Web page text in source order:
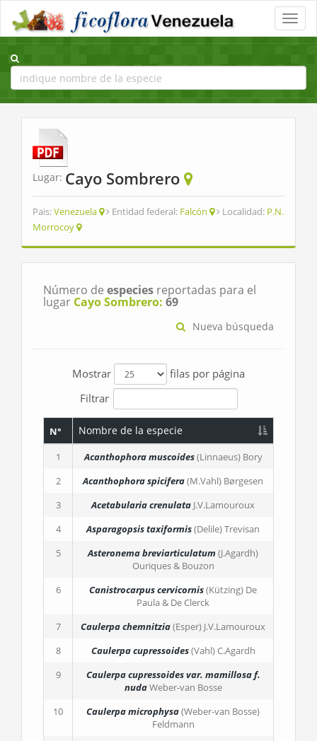
Toggle
Lugar: Cayo Sombrero
Pais:Venezuela Entidad federal: Falcón Localidad: P.N.
Morrocoy
Número de especies reportadas para el
lugar Cayo Sombrero: 69
Nueva búsqueda
Mostrar
filas por página
Filtrar
N° Nombre de la especie
1 Acanthophora muscoides(Linnaeus) Bory
2
Acanthophora spicifera(M.Vahl) Børgesen
3
Acetabularia crenulata J.V.Lamouroux
4
Asparagopsis taxiformis(Delile) Trevisan
5
Asteronema breviarticulatum (J.Agardh)
Ouriques & Bouzon
6
Canistrocarpus cervicornis(Kützing) De
Paula & De Clerck
7
Caulerpa chemnitzia(Esper) J.V.Lamouroux
8
Caulerpa cupressoides(Vahl) C.Agardh
9
Caulerpa cupressoidesvar. mamillosaf.
nudaWeber-van Bosse
10
Caulerpa microphysa(Weber-van Bosse)
Feldmann